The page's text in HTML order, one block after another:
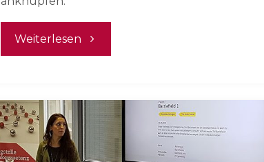
Weiterlesen"Aktive
–
Königsweg